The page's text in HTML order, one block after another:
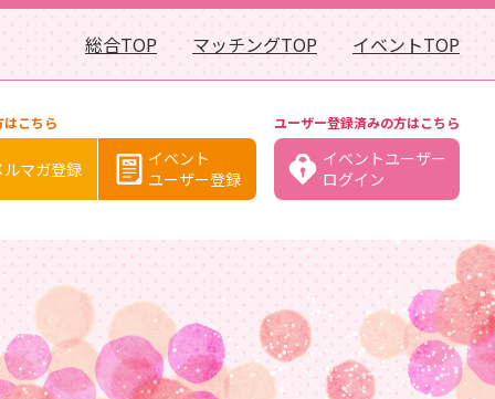
総合TOP マッチングTOP イベントTOP
こちら
ルマガ登録
イベント
ユーザー登録
ユーザー登録済みの方はこちら
イベントユーザー
ログイン